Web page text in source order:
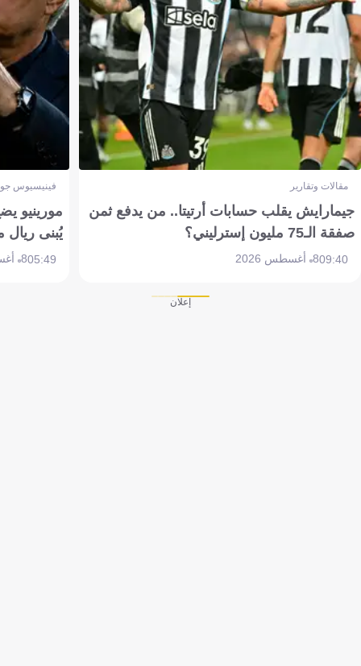
مقالات وتقارير
جيمارايش يقلب حسابات أرتيتا.. من يدفع ثمن
صفقة الـ75 مليون إسترليني؟
09:408 أغسطس 2026
فينيسيوس
مورينيو
يُبنى ريال
05:498 أغسطس 2026
إعلان